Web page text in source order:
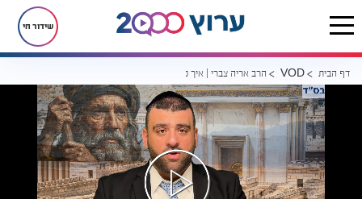
שידור חי
דף הבית VOD הרב אריה צברי | איך נוכל לדעת שאנו עושים את הדבר הנכון?